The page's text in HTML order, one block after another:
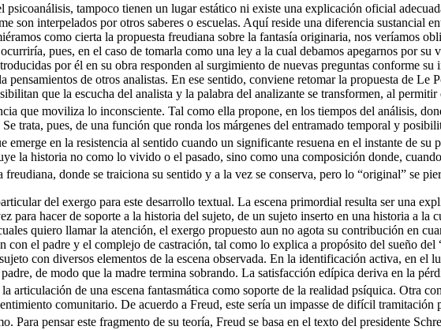
tampoco tienen un lugar estático ni existe una explicación oficial
son interpelados por otros saberes o escuelas. Aquí reside una diferencia sustancial
como cierta la propuesta freudiana sobre la fantasía originaria, nos veríamos
pues, en el caso de tomarla como una ley a la cual debamos apegarnos por su
por él en su obra responden al surgimiento de nuevas preguntas conforme su
de otros analistas. En ese sentido, conviene retomar la propuesta de Le
que la escucha del analista y la palabra del analizante se transformen, al
que moviliza lo inconsciente. Tal como ella propone, en los tiempos del análisis,
trata, pues, de una función que ronda los márgenes del entramado temporal y
emerge en la resistencia al sentido cuando un significante resuena en el instante de su
la historia no como lo vivido o el pasado, sino como una composición donde,
donde se traiciona su sentido y a la vez se conserva, pero lo “original” se
del exergo para este desarrollo textual. La escena primordial resulta ser una
hacer de soporte a la historia del sujeto, de un sujeto inserto en una historia a la
quiero llamar la atención, el exergo propuesto aun no agota su contribución en
el padre y el complejo de castración, tal como lo explica a propósito del sueño
con diversos elementos de la escena observada. En la identificación activa, en el
de modo que la madre termina sobrando. La satisfacción edípica deriva en la
articulación de una escena fantasmática como soporte de la realidad psíquica. Otra
comunitario. De acuerdo a Freud, este sería un impasse de difícil
Para pensar este fragmento de su teoría, Freud se basa en el texto del presidente